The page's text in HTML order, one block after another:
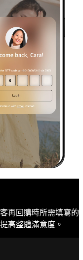
再回購時所需填寫的
高整體滿意度。